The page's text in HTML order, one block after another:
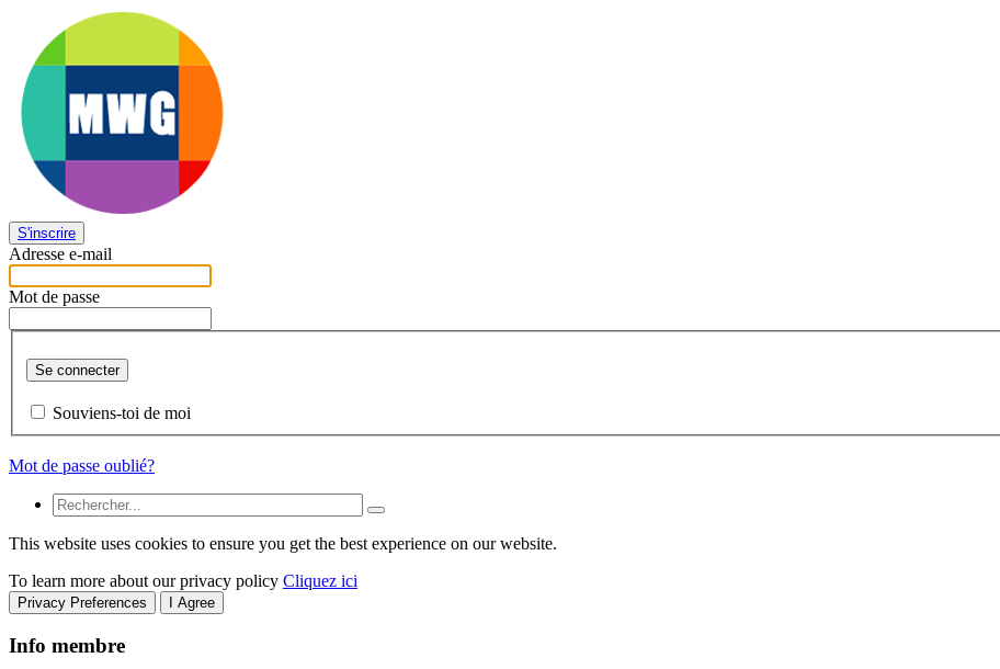
S'inscrire
Adresse e-mail
Mot de passe
Se connecter
Souviens-toi de moi
Mot de passe oublié?
This website uses cookies to ensure you get the best experience on our website.
To learn more about our privacy policy Cliquez ici
Privacy Preferences I Agree
Info membre